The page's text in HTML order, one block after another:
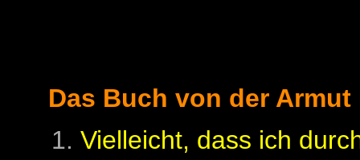
Das Buch von der Armut
Vielleicht, dass ich